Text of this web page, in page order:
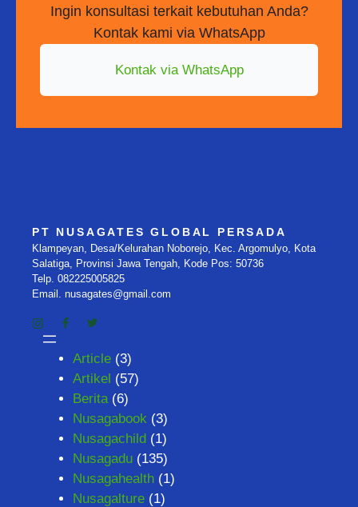
Ingin konsultasi terkait kebutuhan Anda?
Kontak kami via WhatsApp
Kontak via WhatsApp
PT NUSAGATES GLOBAL PERSADA
Klampeyan, Desa/Kelurahan Noborejo, Kec. Argomulyo, Kota
Salatiga, Provinsi Jawa Tengah, Kode Pos: 50736
Telp. 082225005825
Email. nusagates@gmail.com
Article (3)
Artikel (57)
Berita (6)
Nusagabook (3)
Nusagachild (1)
Nusagadu (135)
Nusagahealth (1)
Nusagalture (1)